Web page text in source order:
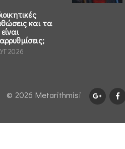
και τα
2026
© 2026 Μetarithmisi